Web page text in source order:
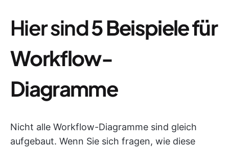
Hier sind5 Beispiele für
Workflow-
Diagramme
Nicht alle Workflow-Diagramme sind gleich
aufgebaut. Wenn Sie sich fragen, wie diese